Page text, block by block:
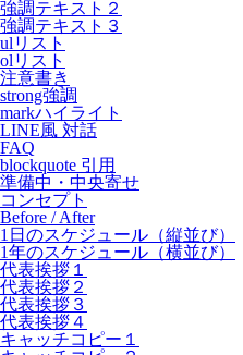
強調テキスト２
強調テキスト３
ulリスト
olリスト
注意書き
strong強調
markハイライト
LINE風 対話
FAQ
blockquote 引用
準備中・中央寄せ
コンセプト
Before / After
1日のスケジュール（縦並び）
1年のスケジュール（横並び）
代表挨拶１
代表挨拶２
代表挨拶３
代表挨拶４
キャッチコピー１